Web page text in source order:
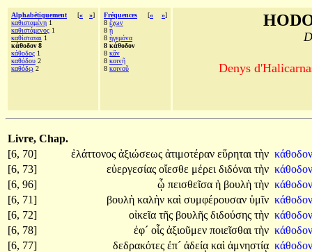
Alphabétiquement [« »]
καθισταμένη 1
καθιστάμενος 1
καθίσταται 1
κάθοδον 8
κάθοδος 1
καθόδου 2
καθόδῳ 2
Fréquences [« »]
8 ἔχων
8 ᾖ
8 ἡγεμόνα
8 κάθοδον
8 κἂν
8 κοινῇ
8 κοινοῦ Denys
Livre, Chap.
[6, 70]
ἐλάττονος ἀξιώσεως ἀτιμοτέραν εὕρηται τὴν
[6, 73]
εὐεργεσίας οἴεσθε μέρει διδόναι τὴν
[6, 96]
ᾧ πεισθεῖσα ἡ βουλὴ τὴν
[6, 71]
βουλὴ καλὴν καὶ συμφέρουσαν ὑμῖν
[6, 72]
οἰκεῖα τῆς βουλῆς διδούσης τὴν
[6, 78]
ἐφ´ οἷς ἀξιοῦμεν ποιεῖσθαι τὴν
[6, 77]
δεδρακότες ἐπ´ ἀδείᾳ καὶ ἀμνηστίᾳ